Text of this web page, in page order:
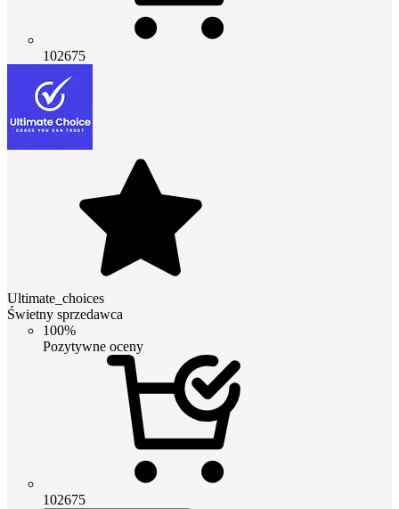
102675
Ultimate_choices
Świetny sprzedawca
100%
Pozytywne oceny
102675